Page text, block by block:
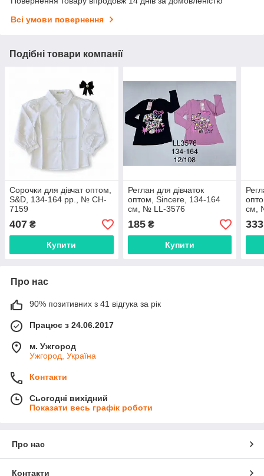
Всі умови повернення
Подібні товари компанії
Сорочки для дівчат оптом,
S&D, 134-164 рр., № CH-
7159
407 ₴
Купити
Реглан для дівчаток
оптом, Sincere, 134-164
см, № LL-3576
185₴
Купити
см,
333
Про нас
90% позитивних з 41 відгука за рік
Працює з 24.06.2017
м. Ужгород
Ужгород, Україна
Контакти
Сьогодні вихідний
Показати весь графік роботи
Про нас
Контакти